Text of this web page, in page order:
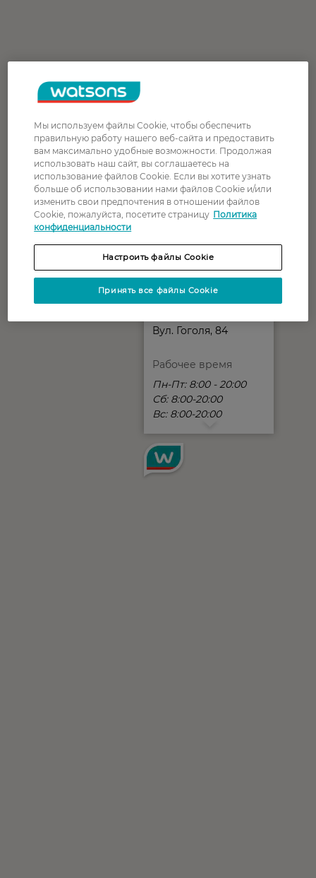
Мы используем файлы Cookie, чтобы обеспечить
правильную работу нашего веб-сайта и предоставить
вам максимально удобные возможности. Продолжая
использовать наш сайт, вы соглашаетесь на
использование файлов Cookie. Если вы хотите узнать
больше об использовании нами файлов Cookie и/или
изменить свои предпочтения в отношении файлов
Cookie, пожалуйста, посетите страницу Политика
конфиденциальности
Настроить файлы Cookie
Принять все файлы Cookie